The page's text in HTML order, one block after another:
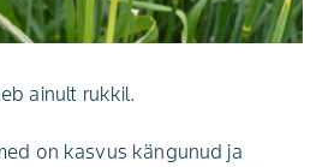
ainult rukkil.
on kasvus kängunud ja